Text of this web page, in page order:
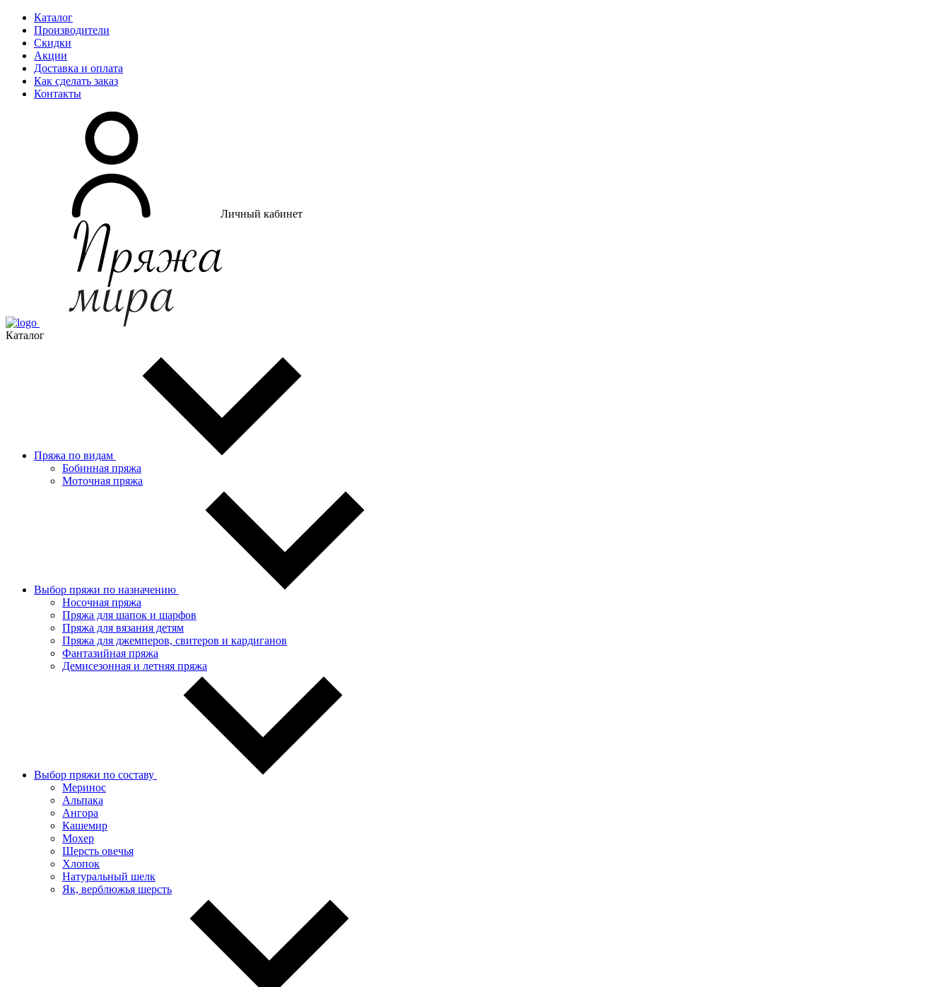
Каталог
Производители
Скидки
Акции
Доставка и оплата
Как сделать заказ
Контакты
Личный кабинет
Каталог
Пряжа по видам
Бобинная пряжа
Моточная пряжа
Выбор пряжи по назначению
Носочная пряжа
Пряжа для шапок и шарфов
Пряжа для вязания детям
Пряжа для джемперов, свитеров и кардиганов
Фантазийная пряжа
Демисезонная и летняя пряжа
Выбор пряжи по составу
Меринос
Альпака
Ангора
Кашемир
Мохер
Шерсть овечья
Хлопок
Натуральный шелк
Як, верблюжья шерсть